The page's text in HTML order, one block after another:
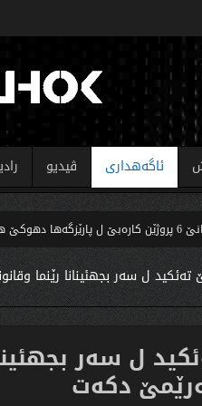
ئاگەهداری ڤیدیو
ل سه‌ر بجهئینانا رێنما
ل سه‌ر
دكه‌ت